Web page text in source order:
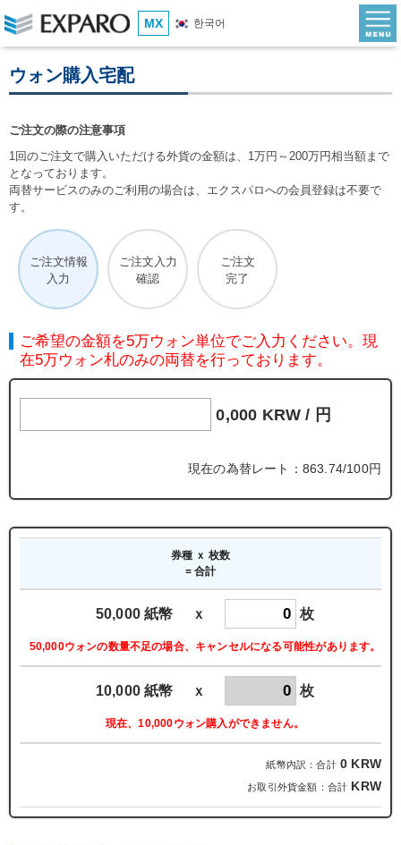
MX 한국어
ウォン購入宅配
ご注文の際の注意事項
1回のご注文で購入いただける外貨の金額は、1万円～200万円相当額まで
となっております。
両替サービスのみのご利用の場合は、エクスパロへの会員登録は不要で
す。
ご注文情報
入力
ご注文入力
確認
ご注文
完了
ご希望の金額を5万ウォン単位でご入力ください。現
在5万ウォン札のみの両替を行っております。
0,000 KRW / 円
現在の為替レート：863.74/100円
券種 ｘ 枚数
= 合計
50,000 紙幣 ｘ 枚
50,000ウォンの数量不足の場合、キャンセルになる可能性があります。
10,000 紙幣 ｘ 枚
現在、10,000ウォン購入ができません。
紙幣内訳：合計 0 KRW
お取引外貨金額：合計 KRW